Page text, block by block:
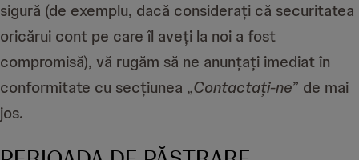
sigură (de exemplu, dacă considerați că securitatea
oricărui cont pe care îl aveți la noi a fost
compromisă), vă rugăm să ne anunțați imediat în
conformitate cu secțiunea „Contactați-ne” de mai
jos.